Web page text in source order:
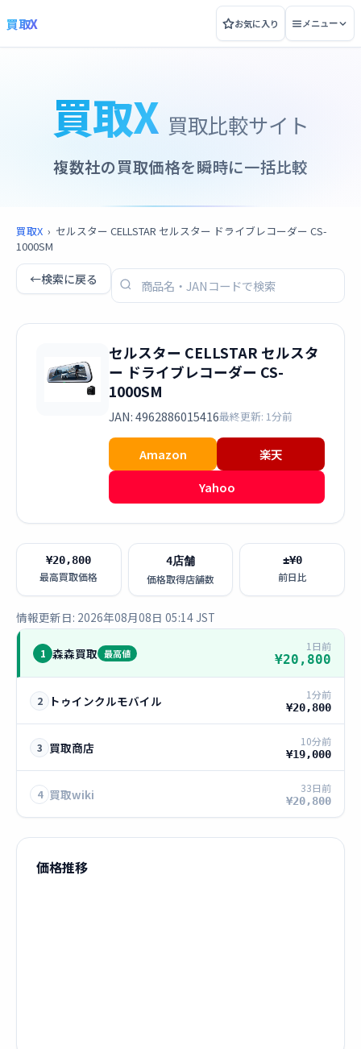
買取X お気に入り メニュー
買取X 買取比較サイト
複数社の買取価格を瞬時に一括比較
買取X › セルスター CELLSTAR セルスター ドライブレコーダー CS-
1000SM
←検索に戻る
セルスター CELLSTAR セルスタ
ー ドライブレコーダー CS-
1000SM
JAN: 4962886015416最終更新: 1分前
Amazon
楽天
Yahoo
¥20,800
最高買取価格
4店舗
価格取得店舗数
±¥0
前日比
情報更新日: 2026年08月08日 05:14 JST
1 森森買取 最高値
1日前
¥20,800
2 トゥインクルモバイル 1分前
¥20,800
3 買取商店 10分前
¥19,000
4 買取wiki 33日前
¥20,800
価格推移